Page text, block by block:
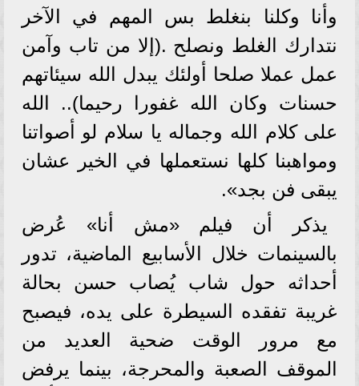
وأنا وكلنا بنغلط بس المهم في الآخر
نتدارك الغلط ونصلح .(إلا من تاب وآمن
عمل عملا صلحا أولئك يبدل الله سيئاتهم
حسنات وكان الله غفورا رحيما).. الله
على كلام الله وجماله يا سلام لو أصواتنا
ومواهبنا كلها نستعملها في الخير عشان
يبقى فن بجد».
يذكر أن فيلم «مش أنا» عُرض
بالسينمات خلال الأسابيع الماضية، تدور
أحداثه حول شاب يُصاب حسن بحالة
غريبة تفقده السيطرة على يده، فيصبح
مع مرور الوقت ضحية العديد من
الموقف الصعبة والمحرجة، بينما يرفض